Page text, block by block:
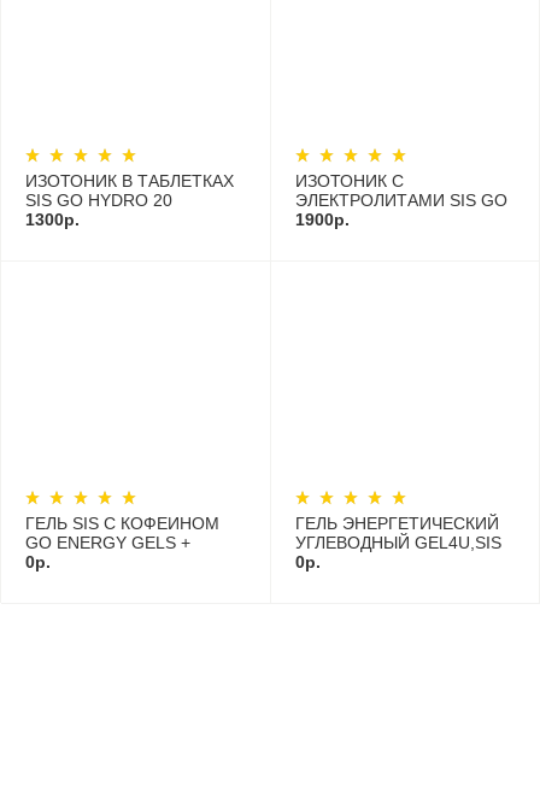
ИЗОТОНИК В ТАБЛЕТКАХ
SIS GO HYDRO 20
ТАБЛЕТОК
1300р.
ИЗОТОНИК С
ЭЛЕКТРОЛИТАМИ SIS GO
ELECTROLYTE POWDER
1900р.
ГЕЛЬ SIS C КОФЕИНОМ
GO ENERGY GELS +
CAFFEINE 60 МЛ
0р.
ГЕЛЬ ЭНЕРГЕТИЧЕСКИЙ
УГЛЕВОДНЫЙ GEL4U,SIS
60МЛ
0р.